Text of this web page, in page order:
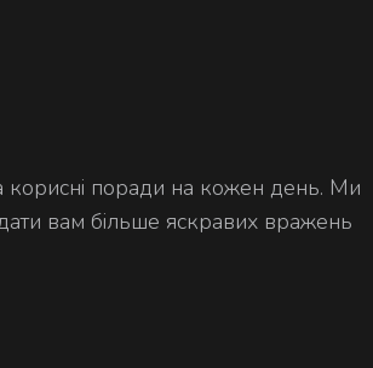
корисні поради на кожен день. Ми
вам більше яскравих вражень